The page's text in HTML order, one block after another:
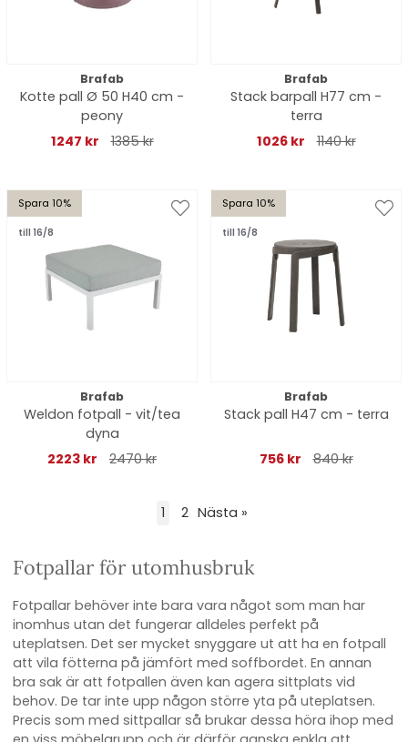
Brafab
Kotte pall Ø 50 H40 cm -
peony
1247 kr
1385 kr
Brafab
Stack barpall H77 cm -
terra
1026 kr
1140 kr
Spara 10%
till 16/8
Brafab
Weldon fotpall - vit/tea
dyna
2223 kr
2470 kr
Spara 10%
till 16/8
Brafab
Stack pall H47 cm - terra
756 kr 840 kr
1 2 Nästa »
Fotpallar för utomhusbruk
Fotpallar behöver inte bara vara något som man har
inomhus utan det fungerar alldeles perfekt på
uteplatsen. Det ser mycket snyggare ut att ha en fotpall
att vila fötterna på jämfört med soffbordet. En annan
bra sak är att fotpallen även kan agera sittplats vid
behov. De tar inte upp någon större yta på uteplatsen.
Precis som med sittpallar så brukar dessa höra ihop med